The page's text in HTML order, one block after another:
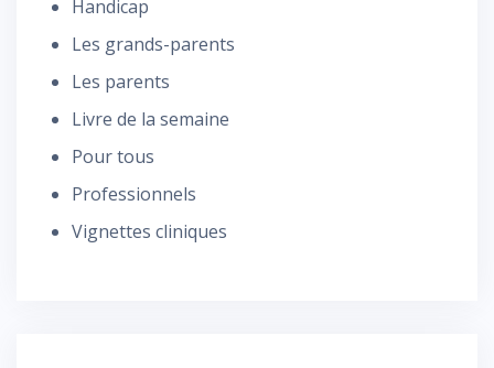
Handicap
Les grands-parents
Les parents
Livre de la semaine
Pour tous
Professionnels
Vignettes cliniques